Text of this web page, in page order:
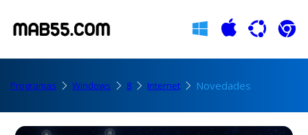
Programas Windows 8 Internet Novedades